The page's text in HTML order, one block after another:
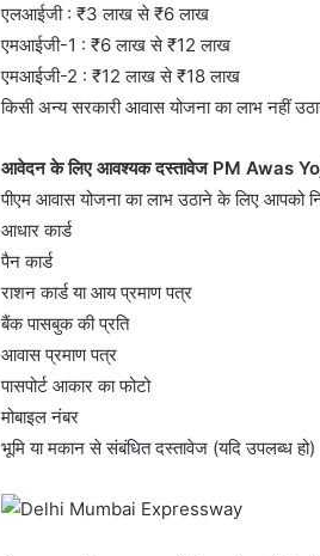
एलआईजी : ₹3 लाख से ₹6 लाख
एमआईजी-1 : ₹6 लाख से ₹12 लाख
एमआईजी-2 : ₹12 लाख से ₹18 लाख
किसी अन्य सरकारी आवास योजना का लाभ नहीं
आवेदन के लिए आवश्यक दस्तावेज PM Awas
पीएम आवास योजना का लाभ उठाने के लिए आपको
आधार कार्ड
पैन कार्ड
राशन कार्ड या आय प्रमाण पत्र
बैंक पासबुक की प्रति
आवास प्रमाण पत्र
पासपोर्ट आकार का फोटो
मोबाइल नंबर
भूमि या मकान से संबंधित दस्तावेज (यदि उपलब्ध हो)